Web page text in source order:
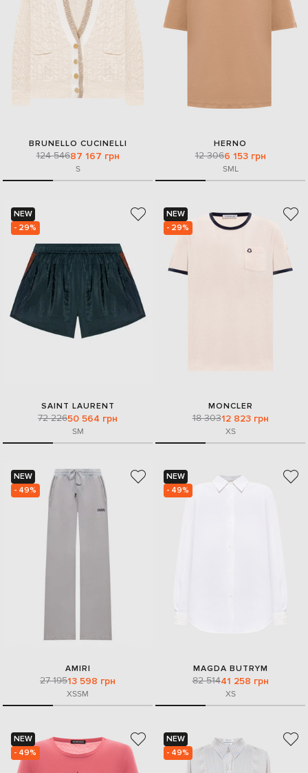
BRUNELLO CUCINELLI
124 54687 167 грн
S
HERNO
12 3066 153 грн
SML
NEW
- 29%
SAINT LAURENT
72 22650 564 грн
SM
NEW
- 29%
MONCLER
18 30312 823 грн
XS
NEW
- 49%
AMIRI
27 19513 598 грн
XSSM
NEW
- 49%
MAGDA BUTRYM
82 51441 258 грн
XS
NEW
- 49%
NEW
- 49%